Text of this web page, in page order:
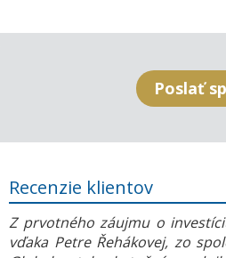
Recenzie klientov
Z prvotného záujmu o
vďaka Petre Řehákovej, zo